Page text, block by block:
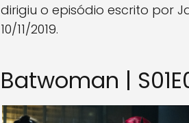
dirigiu o episódio escrito por
10/11/2019.
Batwoman |